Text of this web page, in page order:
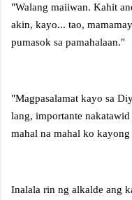
"Walang maiiwan. Kahit
akin, kayo... tao,
pumasok sa pamahalaan."
"Magpasalamat kayo sa
lang, importante
mahal na mahal ko
Inalala rin ng alkalde ang